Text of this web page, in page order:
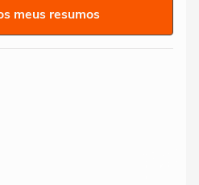
meus resumos